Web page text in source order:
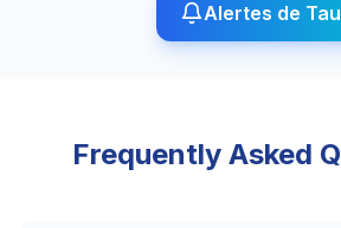
Alertes de
Frequently Asked